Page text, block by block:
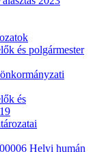
és polgármester
és
Helyi humán